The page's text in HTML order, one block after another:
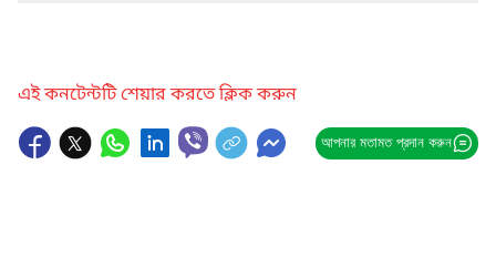
এই কনটেন্টটি শেয়ার করতে ক্লিক করুন
আপনার মতামত প্রদান করুন